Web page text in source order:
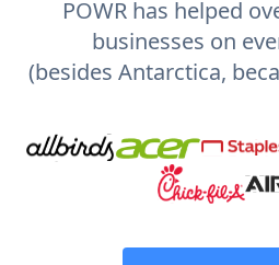
POWR has helped
businesses on
(besides Antarctica,